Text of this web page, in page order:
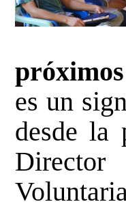
es un
desde la